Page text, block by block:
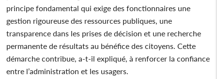
principe fondamental qui exige des fonctionnaires une
gestion rigoureuse des ressources publiques, une
transparence dans les prises de décision et une recherche
permanente de résultats au bénéfice des citoyens. Cette
démarche contribue, a-t-il expliqué, à renforcer la confiance
entre l’administration et les usagers.